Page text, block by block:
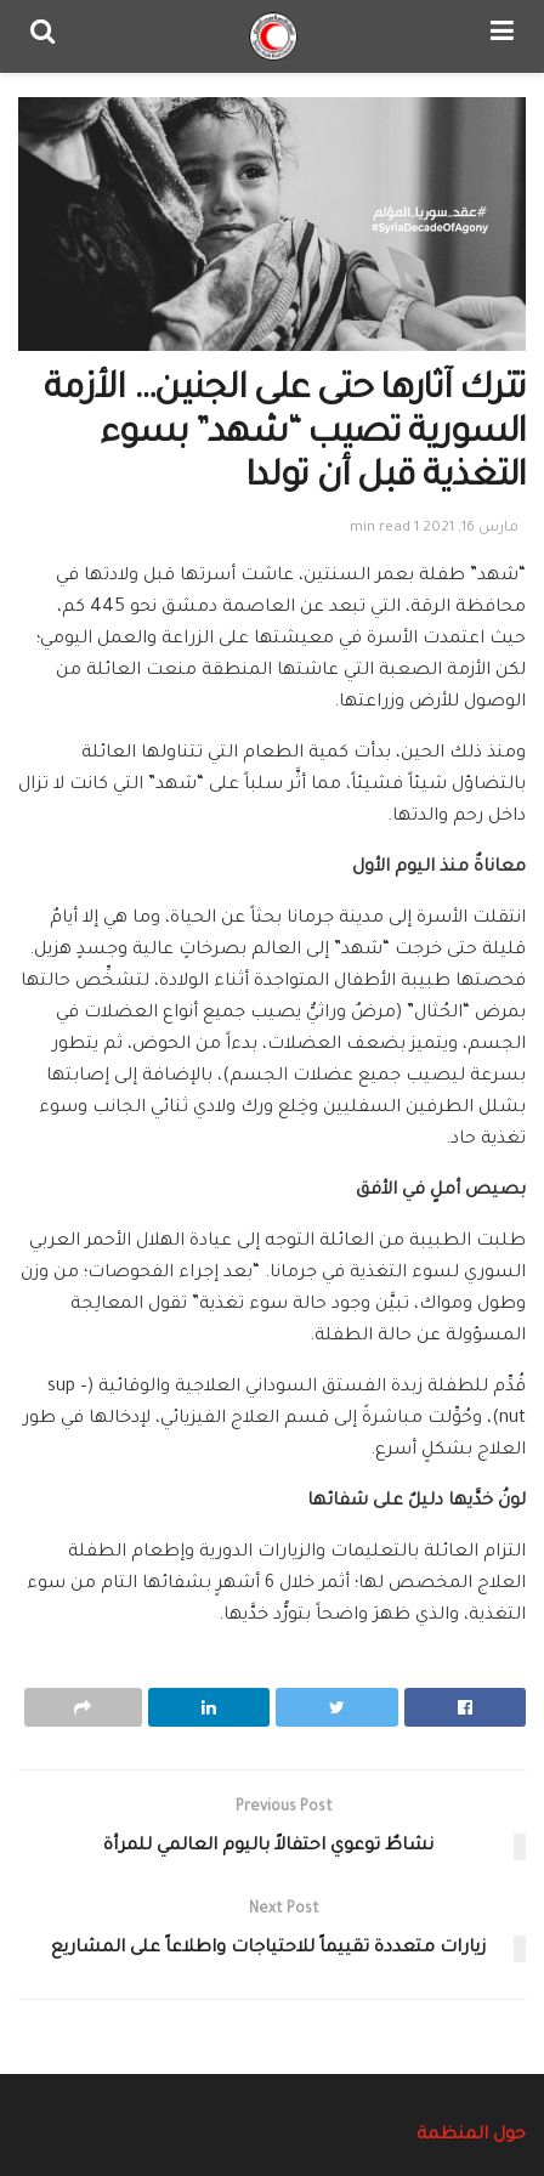
تترك آثارها حتى على الجنين… الأزمة
السورية تصيب “شهد” بسوء
التغذية قبل أن تولد!
مارس 16, 2021 1 min read
“شهد” طفلة بعمر السنتين، عاشت أسرتها قبل ولادتها في
محافظة الرقة، التي تبعد عن العاصمة دمشق نحو 445 كم،
حيث اعتمدت الأسرة في معيشتها على الزراعة والعمل اليومي؛
لكن الأزمة الصعبة التي عاشتها المنطقة منعت العائلة من
الوصول للأرض وزراعتها.
ومنذ ذلك الحين، بدأت كمية الطعام التي تتناولها العائلة
بالتضاؤل شيئاً فشيئاً، مما أثَّر سلباً على “شهد” التي كانت لا تزال
داخل رحم والدتها.
معاناةٌ منذ اليوم الأول
انتقلت الأسرة إلى مدينة جرمانا بحثاً عن الحياة، وما هي إلا أيامٌ
قليلة حتى خرجت “شهد” إلى العالم بصرخاتٍ عالية وجسدٍ هزيل.
فحصتها طبيبة الأطفال المتواجدة أثناء الولادة، لتشخِّص حالتها
بمرض “الحُثال” (مرضٌ وراثيٌّ يصيب جميع أنواع العضلات في
الجسم، ويتميز بضعف العضلات، بدءاً من الحوض، ثم يتطور
بسرعة ليصيب جميع عضلات الجسم)، بالإضافة إلى إصابتها
بشلل الطرفين السفليين وخِلع ورك ولادي ثنائي الجانب وسوء
تغذية حاد.
بصيص أملٍ في الأفق
طلبت الطبيبة من العائلة التوجه إلى عيادة الهلال الأحمر العربي
السوري لسوء التغذية في جرمانا. “بعد إجراء الفحوصات؛ من وزن
وطول ومواك، تبيَّن وجود حالة سوء تغذية” تقول المعالِجة
المسؤولة عن حالة الطفلة.
قُدِّم للطفلة زبدة الفستق السوداني العلاجية والوقائية (sup –
nut)، وحُوِّلت مباشرةً إلى قسم العلاج الفيزيائي، لإدخالها في طور
العلاج بشكلٍ أسرع.
لونُ خدَّيها دليلٌ على شفائها
التزام العائلة بالتعليمات والزيارات الدورية وإطعام الطفلة
العلاج المخصص لها؛ أثمر خلال 6 أشهرٍ بشفائها التام من سوء
التغذية، والذي ظهرَ واضحاً بتورُّد خدَّيها.
Previous Post
نشاطٌ توعوي احتفالاً باليوم العالمي للمرأة
Next Post
زيارات متعددة تقييماً للاحتياجات واطلاعاً على المشاريع
حول المنظمة